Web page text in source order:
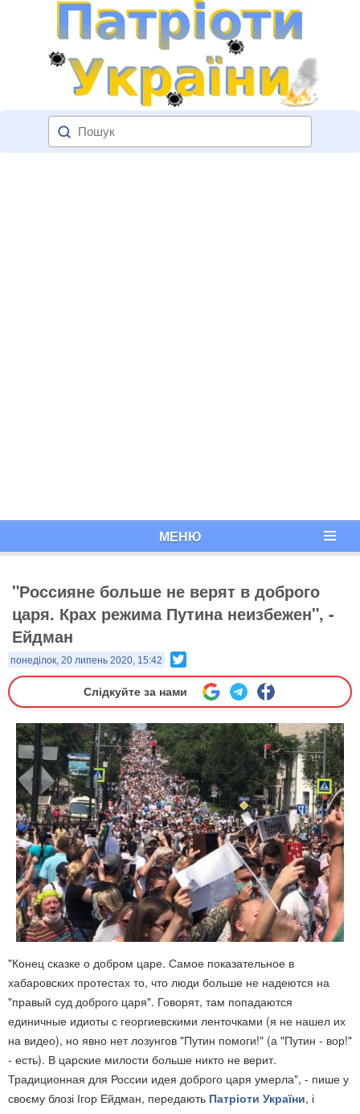
МЕНЮ
"Россияне больше не верят в доброго
царя. Крах режима Путина неизбежен", -
Ейдман
понеділок, 20 липень 2020, 15:42
Слідкуйте за нами
"Конец сказке о добром царе. Самое показательное в
хабаровских протестах то, что люди больше не надеются на
"правый суд доброго царя". Говорят, там попадаются
единичные идиоты с георгиевскими ленточками (я не нашел их
на видео), но явно нет лозунгов "Путин помоги!" (а "Путин - вор!"
- есть). В царские милости больше никто не верит.
Традиционная для России идея доброго царя умерла", - пише у
своєму блозі Ігор Ейдман, передають Патріоти України, і